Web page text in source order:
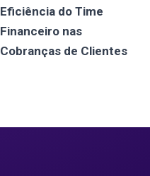
Eficiência do Time
Financeiro nas
Cobranças de Clientes